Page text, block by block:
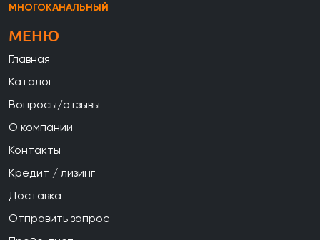
МНОГОКАНАЛЬНЫЙ
МЕНЮ
Главная
Каталог
Вопросы/отзывы
О компании
Контакты
Кредит / лизинг
Доставка
Отправить запрос